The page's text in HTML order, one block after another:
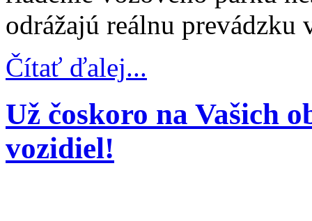
odrážajú reálnu prevádzku
Čítať ďalej...
Už čoskoro na Vašich
vozidiel!